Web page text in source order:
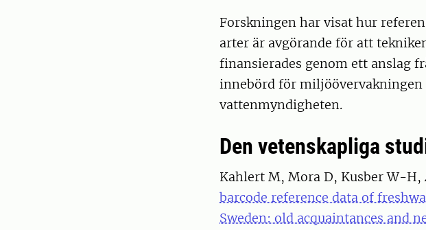
Forskningen har visat hur
arter är avgörande för att
finansierades genom ett anslag
innebörd för
vattenmyndigheten.
Den vetenskapliga
Kahlert M, Mora D, Kusber W-
barcode reference data of
Sweden: old acquaintances and